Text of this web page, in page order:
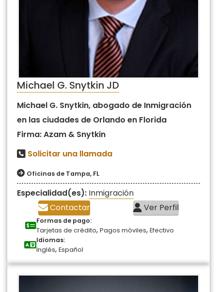
Michael G. Snytkin JD
Michael G. Snytkin, abogado de Inmigración
en las ciudades de Orlando en Florida
Firma: Azam & Snytkin
Solicitar una llamada
Oficinas de Tampa, FL
Especialidad(es): Inmigración
Contactar
Ver Perfil
Formas de pago:
Tarjetas de crédito, Pagos móviles, Efectivo
Idiomas:
Inglés, Español